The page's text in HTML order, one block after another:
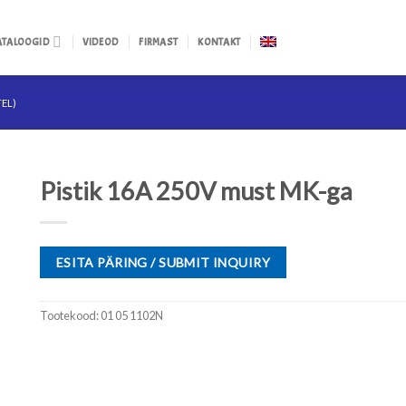
VIDEOD FIRMAST KONTAKT
Pistik 16A 250V must MK-ga
ESITA PÄRING / SUBMIT INQUIRY
Tootekood:01 05 1102N